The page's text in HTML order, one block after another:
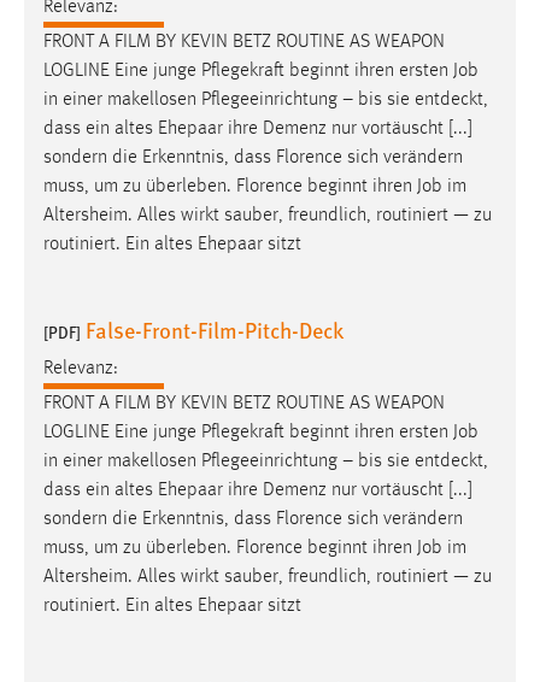
Relevanz:
FRONT A FILM BY KEVIN BETZ ROUTINE AS WEAPON
LOGLINE Eine junge Pflegekraft beginnt ihren ersten Job
in einer makellosen Pflegeeinrichtung – bis sie entdeckt,
dass ein altes Ehepaar ihre Demenz nur vortäuscht [...]
sondern die Erkenntnis, dass Florence sich verändern
muss, um zu überleben. Florence beginnt ihren Job im
Altersheim. Alles wirkt sauber, freundlich, routiniert — zu
routiniert. Ein altes Ehepaar sitzt
[PDF] False-Front-Film-Pitch-Deck
Relevanz:
FRONT A FILM BY KEVIN BETZ ROUTINE AS WEAPON
LOGLINE Eine junge Pflegekraft beginnt ihren ersten Job
in einer makellosen Pflegeeinrichtung – bis sie entdeckt,
dass ein altes Ehepaar ihre Demenz nur vortäuscht [...]
sondern die Erkenntnis, dass Florence sich verändern
muss, um zu überleben. Florence beginnt ihren Job im
Altersheim. Alles wirkt sauber, freundlich, routiniert — zu
routiniert. Ein altes Ehepaar sitzt
Dieser Cookie ist notwendig um sich an der Website
einloggen zu können.
Cookie Laufzeit:
24 Stunden
STATISTIK
Statistik Cookies erfassen Informationen anonym.
Matomo
Name:
_pk_ref, _pk_cvar, _pk_id, _pk_ses
Zweck:
Zugriffsstatistik
Cookie Laufzeit:
Max. 13 Monate